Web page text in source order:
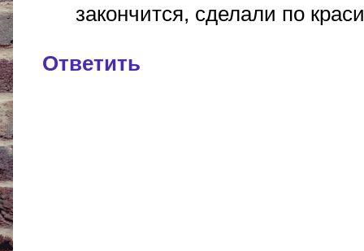
закончится, сделали по
Ответить